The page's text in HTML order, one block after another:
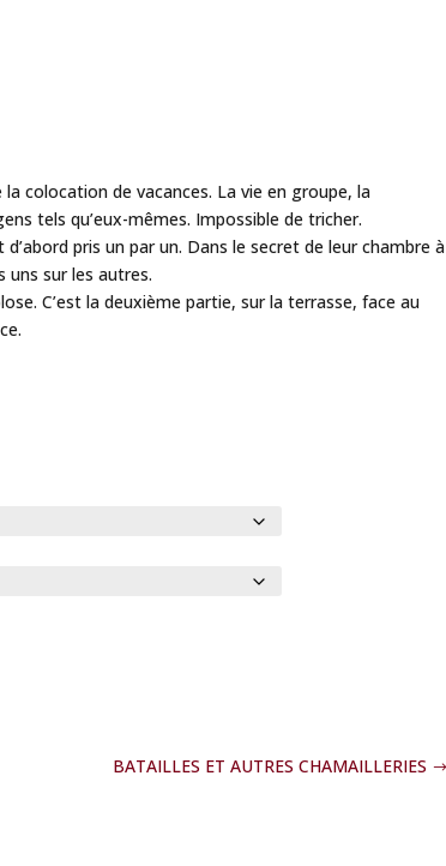
colocation de vacances. La vie en groupe, la
tels qu’eux-mêmes. Impossible de tricher.
pris un par un. Dans le secret de leur chambre à
sur les autres.
C’est la deuxième partie, sur la terrasse, face au
BATAILLES ET AUTRES CHAMAILLERIES